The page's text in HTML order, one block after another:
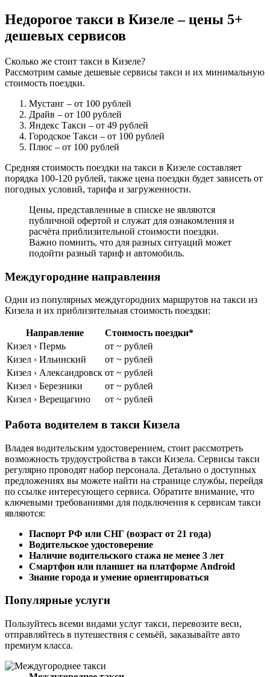
Недорогое такси в Кизеле – цены 5+
дешевых сервисов
Сколько же стоит такси в Кизеле?
Рассмотрим самые дешевые сервисы такси и их минимальную
стоимость поездки.
Мустанг – от 100 рублей
Драйв – от 100 рублей
Яндекс Такси – от 49 рублей
Городское Такси – от 100 рублей
Плюс – от 100 рублей
Средняя стоимость поездки на такси в Кизеле составляет
порядка 100-120 рублей, также цена поездки будет зависеть от
погодных условий, тарифа и загруженности.
Цены, представленные в списке не являются
публичной офертой и служат для ознакомления и
расчёта приблизительной стоимости поездки.
Важно помнить, что для разных ситуаций может
подойти разный тариф и автомобиль.
Междугородние направления
Одни из популярных междугородних маршрутов на такси из
Кизела и их приблизительная стоимость поездки:
Направление
Стоимость поездки*
Кизел › Пермь
от ~ рублей
Кизел › Ильинский
от ~ рублей
Кизел › Александровск от ~ рублей
Кизел › Березники
от ~ рублей
Кизел › Верещагино
от ~ рублей
Работа водителем в такси Кизела
Владея водительским удостоверением, стоит рассмотреть
возможность трудоустройства в такси Кизела. Сервисы такси
регулярно проводят набор персонала. Детально о доступных
предложениях вы можете найти на странице службы, перейдя
по ссылке интересующего сервиса. Обратите внимание, что
ключевыми требованиями для подключения к сервисам такси
являются:
Паспорт РФ или СНГ (возраст от 21 года)
Водительское удостоверение
Наличие водительского стажа не менее 3 лет
Смартфон или планшет на платформе Android
Знание города и умение ориентироваться
Популярные услуги
Пользуйтесь всеми видами услуг такси, перевозите веси,
отправляйтесь в путешествия с семьёй, заказывайте авто
премиум класса.